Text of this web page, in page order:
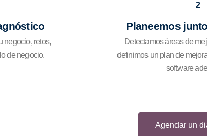
negocio, retos,
de negocio.
2
Planeemos
Detectamos áreas de
definimos un plan de
software
Agendar un